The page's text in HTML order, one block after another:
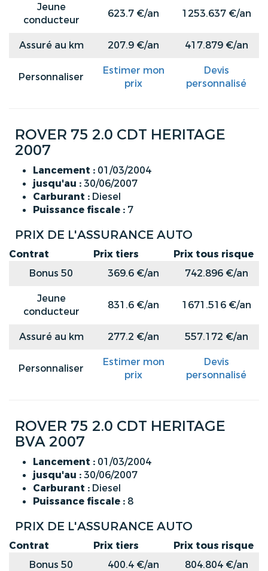
Jeune
conducteur
623.7 €/an 1253.637 €/an
Assuré au km 207.9 €/an 417.879 €/an
Personnaliser
Estimer mon
prix
Devis
personnalisé
ROVER 75 2.0 CDT HERITAGE
2007
Lancement : 01/03/2004
jusqu'au :30/06/2007
Carburant : Diesel
Puissance fiscale : 7
PRIX DE L'ASSURANCE AUTO
Contrat Prix tiers
Prix tous risque
Bonus 50
369.6 €/an
742.896 €/an
Jeune
conducteur
831.6 €/an 1671.516 €/an
Assuré au km 277.2 €/an 557.172 €/an
Personnaliser
Estimer mon
prix
Devis
personnalisé
ROVER 75 2.0 CDT HERITAGE
BVA 2007
Lancement : 01/03/2004
jusqu'au :30/06/2007
Carburant : Diesel
Puissance fiscale : 8
PRIX DE L'ASSURANCE AUTO
Contrat Prix tiers
Prix tous risque
Bonus 50
400.4 €/an
804.804 €/an